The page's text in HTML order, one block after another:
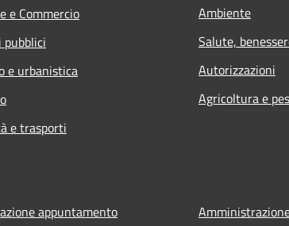
e Commercio
pubblici
e urbanistica
e trasporti
Ambiente
Salute,
Autorizzazioni
Agricoltura e
appuntamento